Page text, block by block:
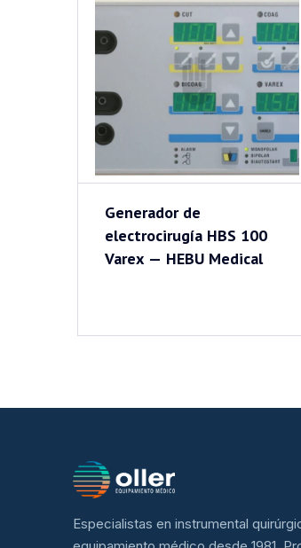
Generador de
electrocirugía HBS 100
Varex — HEBU Medical
Especialistas en instrumental